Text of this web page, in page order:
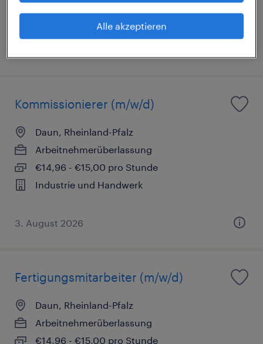
Industrie und Handwerk
Kommissionierer (m/w/d)
Daun, Rheinland-Pfalz
Arbeitnehmerüberlassung
€14,96 - €15,00 pro Stunde
Industrie und Handwerk
3. August 2026
Fertigungsmitarbeiter (m/w/d)
Daun, Rheinland-Pfalz
Arbeitnehmerüberlassung
€14,96 - €15,00 pro Stunde
Alle akzeptieren